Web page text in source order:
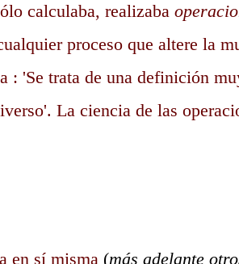
calculaba, realizaba
proceso que altere la
: 'Se trata de una definición
La ciencia de las
en sí misma (más adelante